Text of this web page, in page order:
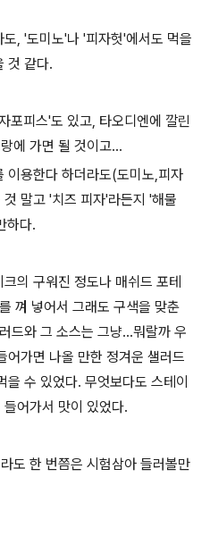
, '도미노'나 '피자헛'에서도 먹을
것 같다.
포피스'도 있고, 타오디엔에 깔린
에 가면 될 것이고...
이용한다 하더라도(도미노,피자
말고 '치즈 피자'라든지 '해물
하다.
의 구워진 정도나 매쉬드 포테
껴 넣어서 그래도 구색을 맞춘
드와 그 소스는 그냥...뭐랄까 우
어가면 나올 만한 정겨운 샐러드
수 있었다. 무엇보다도 스테이
어가서 맛이 있었다.
도 한 번쯤은 시험삼아 들러볼만